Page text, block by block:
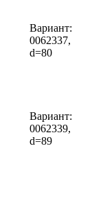
Вариант:
0062337,
d=80
Вариант:
0062339,
d=89